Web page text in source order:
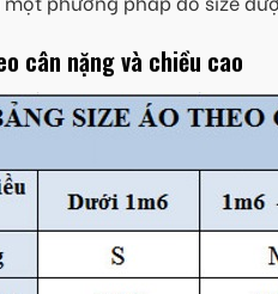
cân nặng và chiều cao